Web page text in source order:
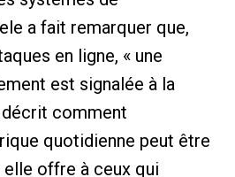
a fait remarquer que,
en ligne, « une
est signalée à la
décrit comment
quotidienne peut être
offre à ceux qui